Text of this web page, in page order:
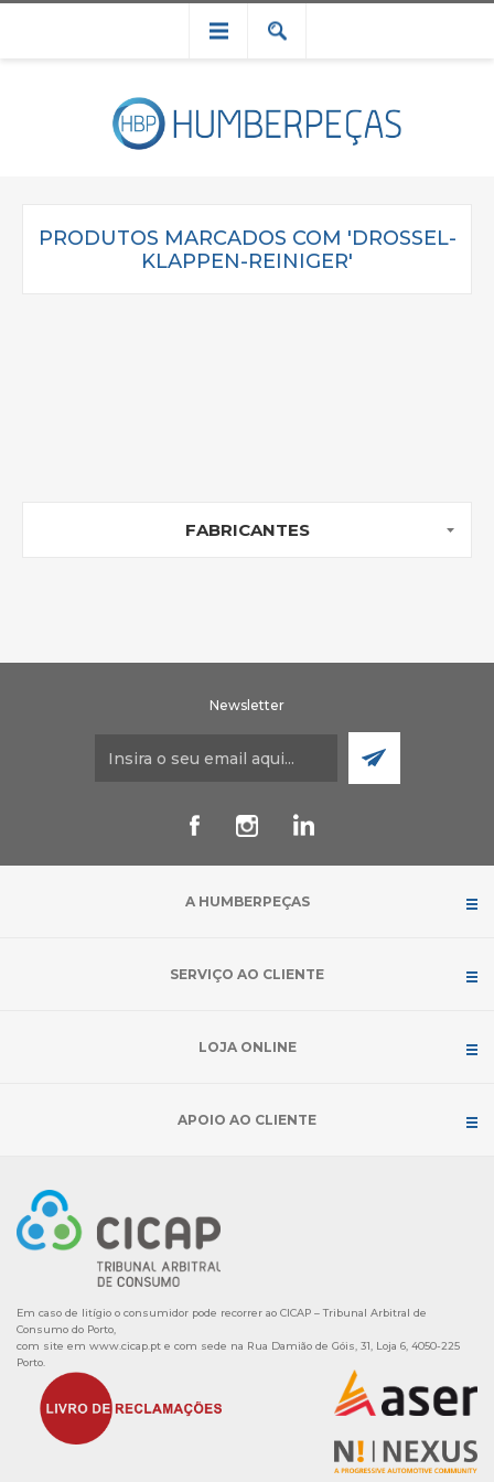
PRODUTOS MARCADOS COM 'DROSSEL-
KLAPPEN-REINIGER'
FABRICANTES
Newsletter
A HUMBERPEÇAS
SERVIÇO AO CLIENTE
LOJA ONLINE
APOIO AO CLIENTE
Em caso de litígio o consumidor pode recorrer ao CICAP – Tribunal Arbitral de
Consumo do Porto,
com site em www.cicap.pt e com sede na Rua Damião de Góis, 31, Loja 6, 4050-225
Porto.